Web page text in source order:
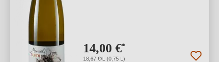
14,00 €*
18,67 €/L (0,75 L)